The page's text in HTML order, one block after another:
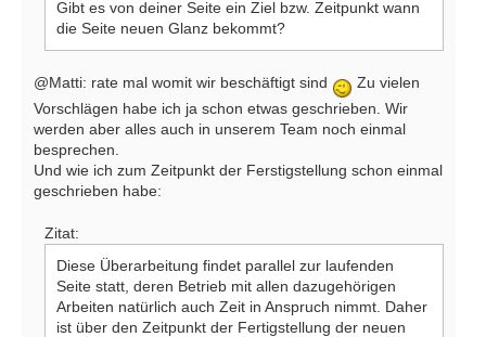
Gibt es von deiner Seite ein Ziel bzw. Zeitpunkt wann
die Seite neuen Glanz bekommt?
@Matti: rate mal womit wir beschäftigt sind
Zu vielen
Vorschlägen habe ich ja schon etwas geschrieben. Wir
werden aber alles auch in unserem Team noch einmal
besprechen.
Und wie ich zum Zeitpunkt der Ferstigstellung schon einmal
geschrieben habe:
Zitat:
Diese Überarbeitung findet parallel zur laufenden
Seite statt, deren Betrieb mit allen dazugehörigen
Arbeiten natürlich auch Zeit in Anspruch nimmt. Daher
ist über den Zeitpunkt der Fertigstellung der neuen